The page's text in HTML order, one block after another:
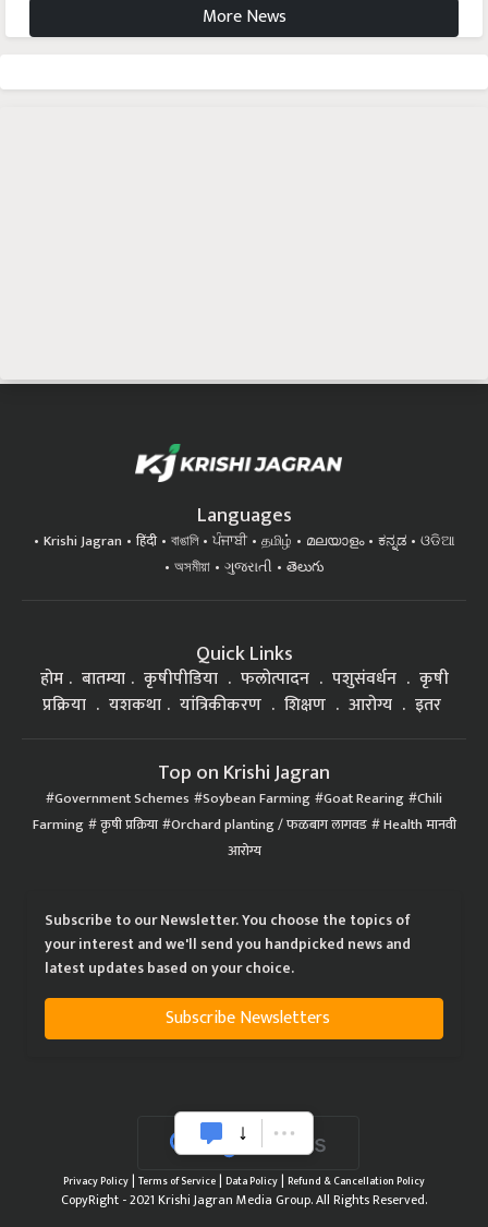
More News
Languages
Krishi Jagran हिंदी বাঙালি ਪੰਜਾਬੀ தமிழ் മലയാളം ಕನ್ನಡ
ଓଡିଆ
অসমীয়া
ગુજરાતી తెలుగు
Quick Links
होम बातम्या कृषीपीडिया फलोत्पादन पशुसंवर्धन
कृषी
प्रक्रिया
यशकथा यांत्रिकीकरण शिक्षण आरोग्य इतर
Top on Krishi Jagran
Government Schemes Soybean Farming Goat Rearing Chili
Farming कृषी प्रक्रिया Orchard planting / फळबाग लागवड Health मानवी
आरोग्य
Subscribe to our Newsletter. You choose the topics of
your interest and we'll send you handpicked news and
latest updates based on your choice.
Subscribe Newsletters
Privacy Policy| Terms of Service| Data Policy| Refund & Cancellation Policy
CopyRight - 2021 Krishi Jagran Media Group. All Rights Reserved.